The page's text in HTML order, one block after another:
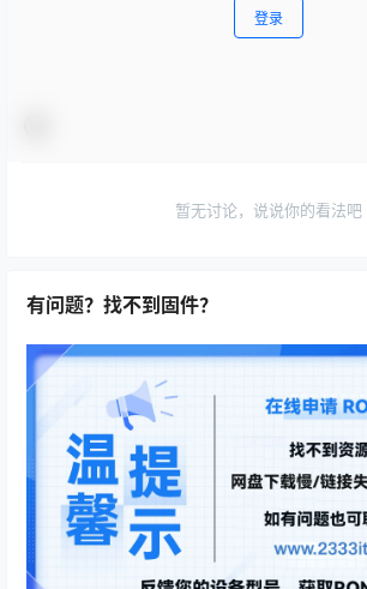
登录
暂无讨论，说说你的看法吧
有问题？找不到固件？